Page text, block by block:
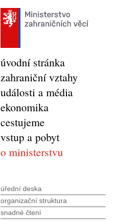
úvodní stránka
zahraniční vztahy
události a média
ekonomika
cestujeme
vstup a pobyt
o ministerstvu
úřední deska
organizační struktura
snadné čtení